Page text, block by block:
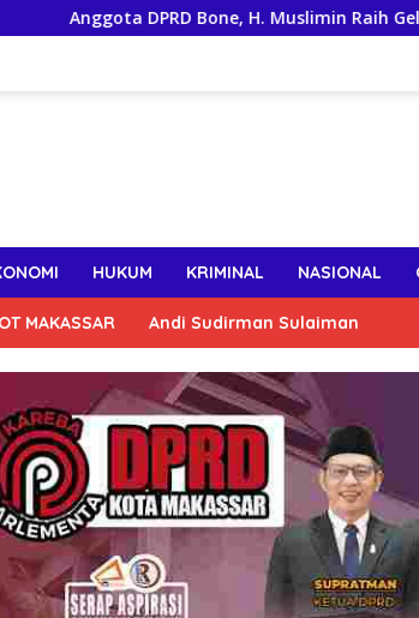
DPRD Bone, H. Muslimin Raih Gelar Doktor
HUKUM KRIMINAL NASIONAL
MAKASSAR Andi Sudirman Sulaiman